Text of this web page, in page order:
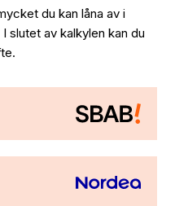
du kan låna av i
slutet av kalkylen kan du